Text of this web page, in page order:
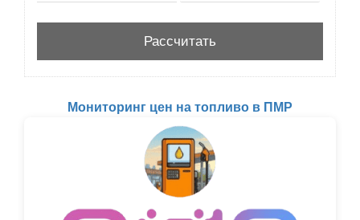
Мониторинг цен на топливо в ПМР